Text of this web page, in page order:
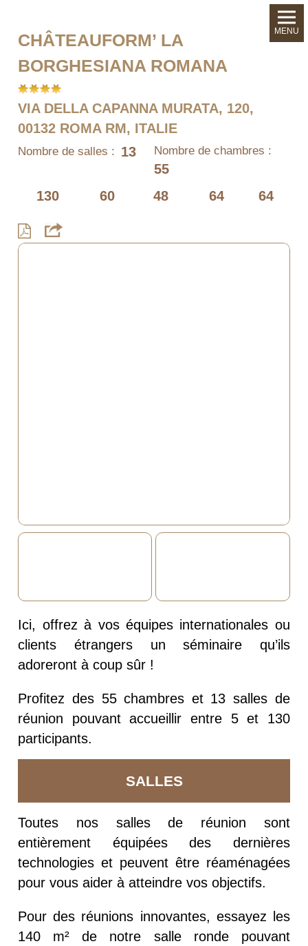
CHÂTEAUFORM’ LA
BORGHESIANA ROMANA
VIA DELLA CAPANNA MURATA, 120,
00132 ROMA RM, ITALIE
Nombre de salles : 13 Nombre de chambres :
55
130
60 48 64 64
Ici, offrez à vos équipes internationales ou
clients étrangers un séminaire qu’ils
adoreront à coup sûr !
Profitez des 55 chambres et 13 salles de
réunion pouvant accueillir entre 5 et 130
participants.
SALLES
Toutes nos salles de réunion sont
entièrement équipées des dernières
technologies et peuvent être réaménagées
pour vous aider à atteindre vos objectifs.
Pour des réunions innovantes, essayez les
140 m² de notre salle ronde pouvant
MENU